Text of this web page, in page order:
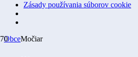
Zásady používania súborov cookie
ObceMočiar